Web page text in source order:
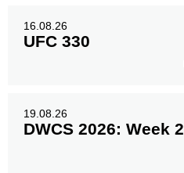
16.08.26
UFC 330
19.08.26
DWCS 2026: Week 2